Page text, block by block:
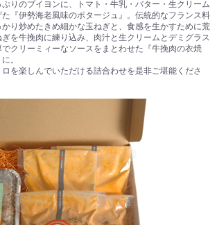
りのブイヨンに、トマト・牛乳・バター・生クリーム
『伊勢海老風味のポタージュ』。伝統的なフランス料
り炒めたきめ細かな玉ねぎと、食感を生かすために荒
を牛挽肉に練り込み、肉汁と生クリームとデミグラス
クリーミィーなソースをまとわせた『牛挽肉の衣焼
。
を楽しんでいただける詰合わせを是非ご堪能くださ